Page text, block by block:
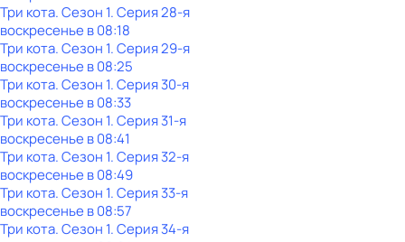
Три кота. Сезон 1. Серия 28-я
воскресенье в08:18
Три кота. Сезон 1. Серия 29-я
воскресенье в08:25
Три кота. Сезон 1. Серия 30-я
воскресенье в08:33
Три кота. Сезон 1. Серия 31-я
воскресенье в08:41
Три кота. Сезон 1. Серия 32-я
воскресенье в08:49
Три кота. Сезон 1. Серия 33-я
воскресенье в08:57
Три кота. Сезон 1. Серия 34-я